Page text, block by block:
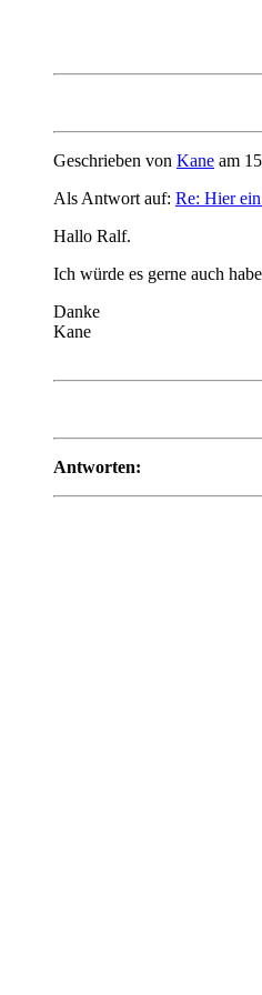
Geschrieben von Kane am
Als Antwort auf: Re: Hier
Hallo Ralf.
Ich würde es gerne auch
Danke
Kane
Antworten: